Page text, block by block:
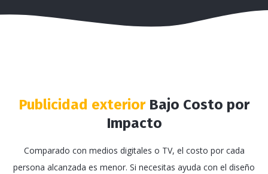
Publicidad exterior Bajo Costo por
Impacto
Comparado con medios digitales o TV, el costo por cada
persona alcanzada es menor. Si necesitas ayuda con el diseño